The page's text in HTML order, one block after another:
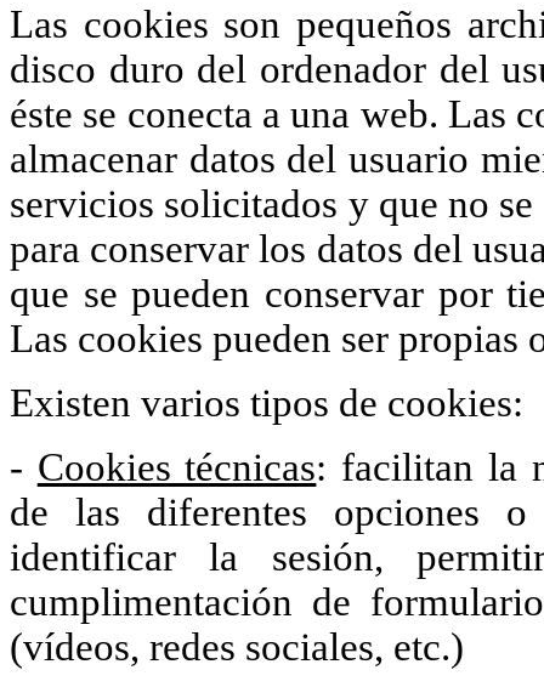
Las cookies son pequeños
disco duro del ordenador del
éste se conecta a una web. Las
almacenar datos del usuario
servicios solicitados y que no
para conservar los datos del
que se pueden conservar por
Las cookies pueden ser propias
Existen varios tipos de cookies:
- Cookies técnicas: facilitan la
de las diferentes opciones
identificar la sesión,
cumplimentación de
(vídeos, redes sociales, etc.)